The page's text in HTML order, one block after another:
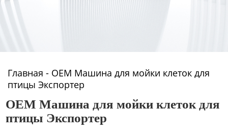
Главная - OEM Машина для мойки клеток для
птицы Экспортер
OEM Машина для мойки клеток для
птицы Экспортер